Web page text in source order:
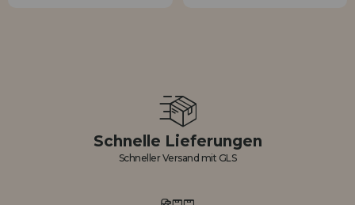
Schnelle Lieferungen
Schneller Versand mit GLS